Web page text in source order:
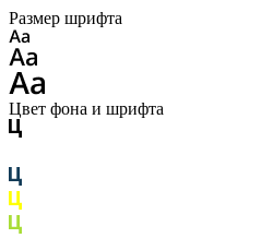
Размер шрифта
Цвет фона и шрифта